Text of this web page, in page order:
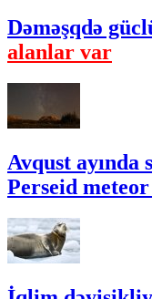
Dəməşqdə
alanlar var
Avqust ayında
Perseid meteor